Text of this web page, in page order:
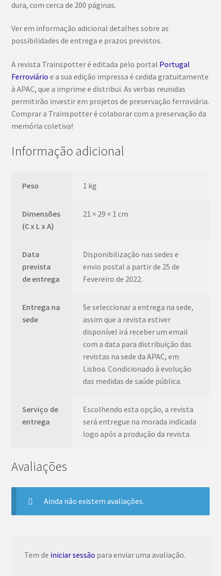
dura, com cerca de 200 páginas.
Ver em informação adicional detalhes sobre as
possibilidades de entrega e prazos previstos.
A revista Trainspotter é editada pelo portal Portugal
Ferroviário e a sua edição impressa é cedida gratuitamente
à APAC, que a imprime e distribui. As verbas reunidas
permitirão investir em projetos de preservação ferroviária.
Comprar a Trainspotter é colaborar com a preservação da
memória coletiva!
Informação adicional
Peso 1 kg
Dimensões
(C x L x A)
21 × 29 × 1 cm
Data
prevista
de entrega
Disponibilização nas sedes e
envio postal a partir de 25 de
Fevereiro de 2022.
Entrega na
sede
Se seleccionar a entrega na sede,
assim que a revista estiver
disponível irá receber um email
com a data para distribuição das
revistas na sede da APAC, em
Lisboa. Condicionado à evolução
das medidas de saúde pública.
Serviço de
entrega
Escolhendo esta opção, a revista
será entregue na morada indicada
logo após a produção da revista.
Avaliações
Ainda não existem avaliações.
Tem de iniciar sessão para enviar uma avaliação.